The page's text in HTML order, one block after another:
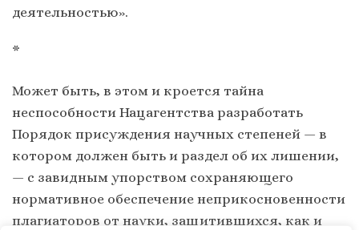
деятельностью».
*
Может быть, в этом и кроется тайна
неспособности Нацагентства разработать
Порядок присуждения научных степеней — в
котором должен быть и раздел об их лишении,
— с завидным упорством сохраняющего
нормативное обеспечение неприкосновенности
плагиаторов от науки, защитившихся, как и